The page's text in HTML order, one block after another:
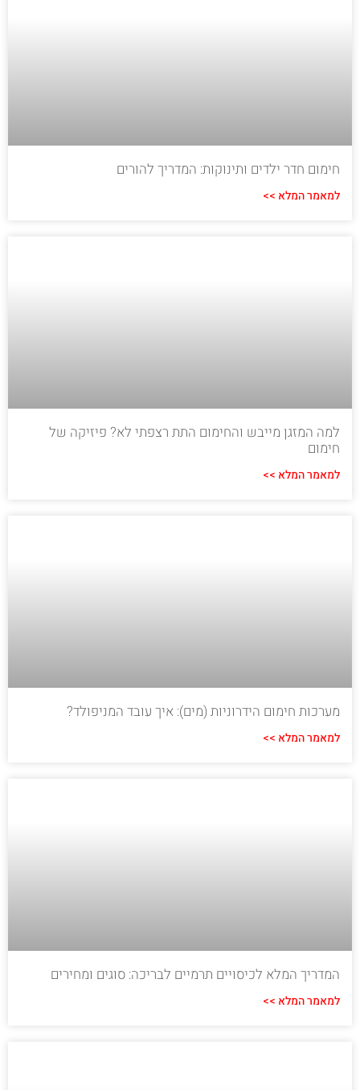
חימום חדר ילדים ותינוקות: המדריך להורים
למאמר המלא >>
למה המזגן מייבש והחימום התת רצפתי לא? פיזיקה של
חימום
למאמר המלא >>
מערכות חימום הידרוניות (מים): איך עובד המניפולד?
למאמר המלא >>
המדריך המלא לכיסויים תרמיים לבריכה: סוגים ומחירים
למאמר המלא >>